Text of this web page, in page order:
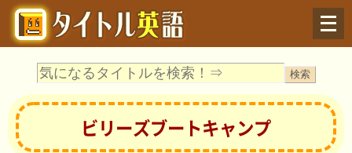
Menu
ビリーズブートキャンプ